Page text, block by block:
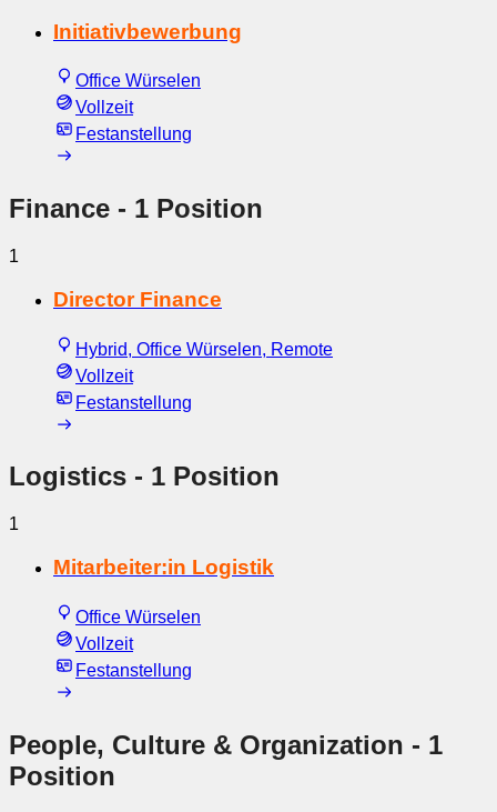
Initiativbewerbung
Office Würselen
Vollzeit
Festanstellung
Finance - 1 Position
1
Director Finance
Hybrid, Office Würselen, Remote
Vollzeit
Festanstellung
Logistics - 1 Position
1
Mitarbeiter:in Logistik
Office Würselen
Vollzeit
Festanstellung
People, Culture & Organization - 1
Position